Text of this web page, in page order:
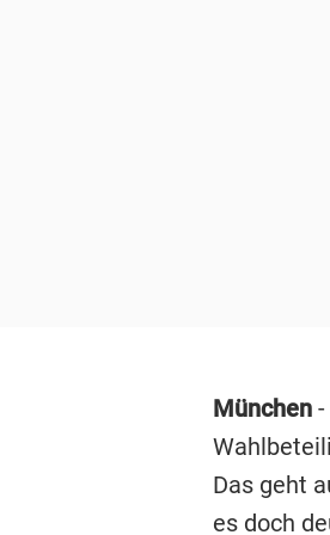
München
Das geht
es doch